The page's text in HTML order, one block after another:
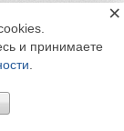
и принимаете
×